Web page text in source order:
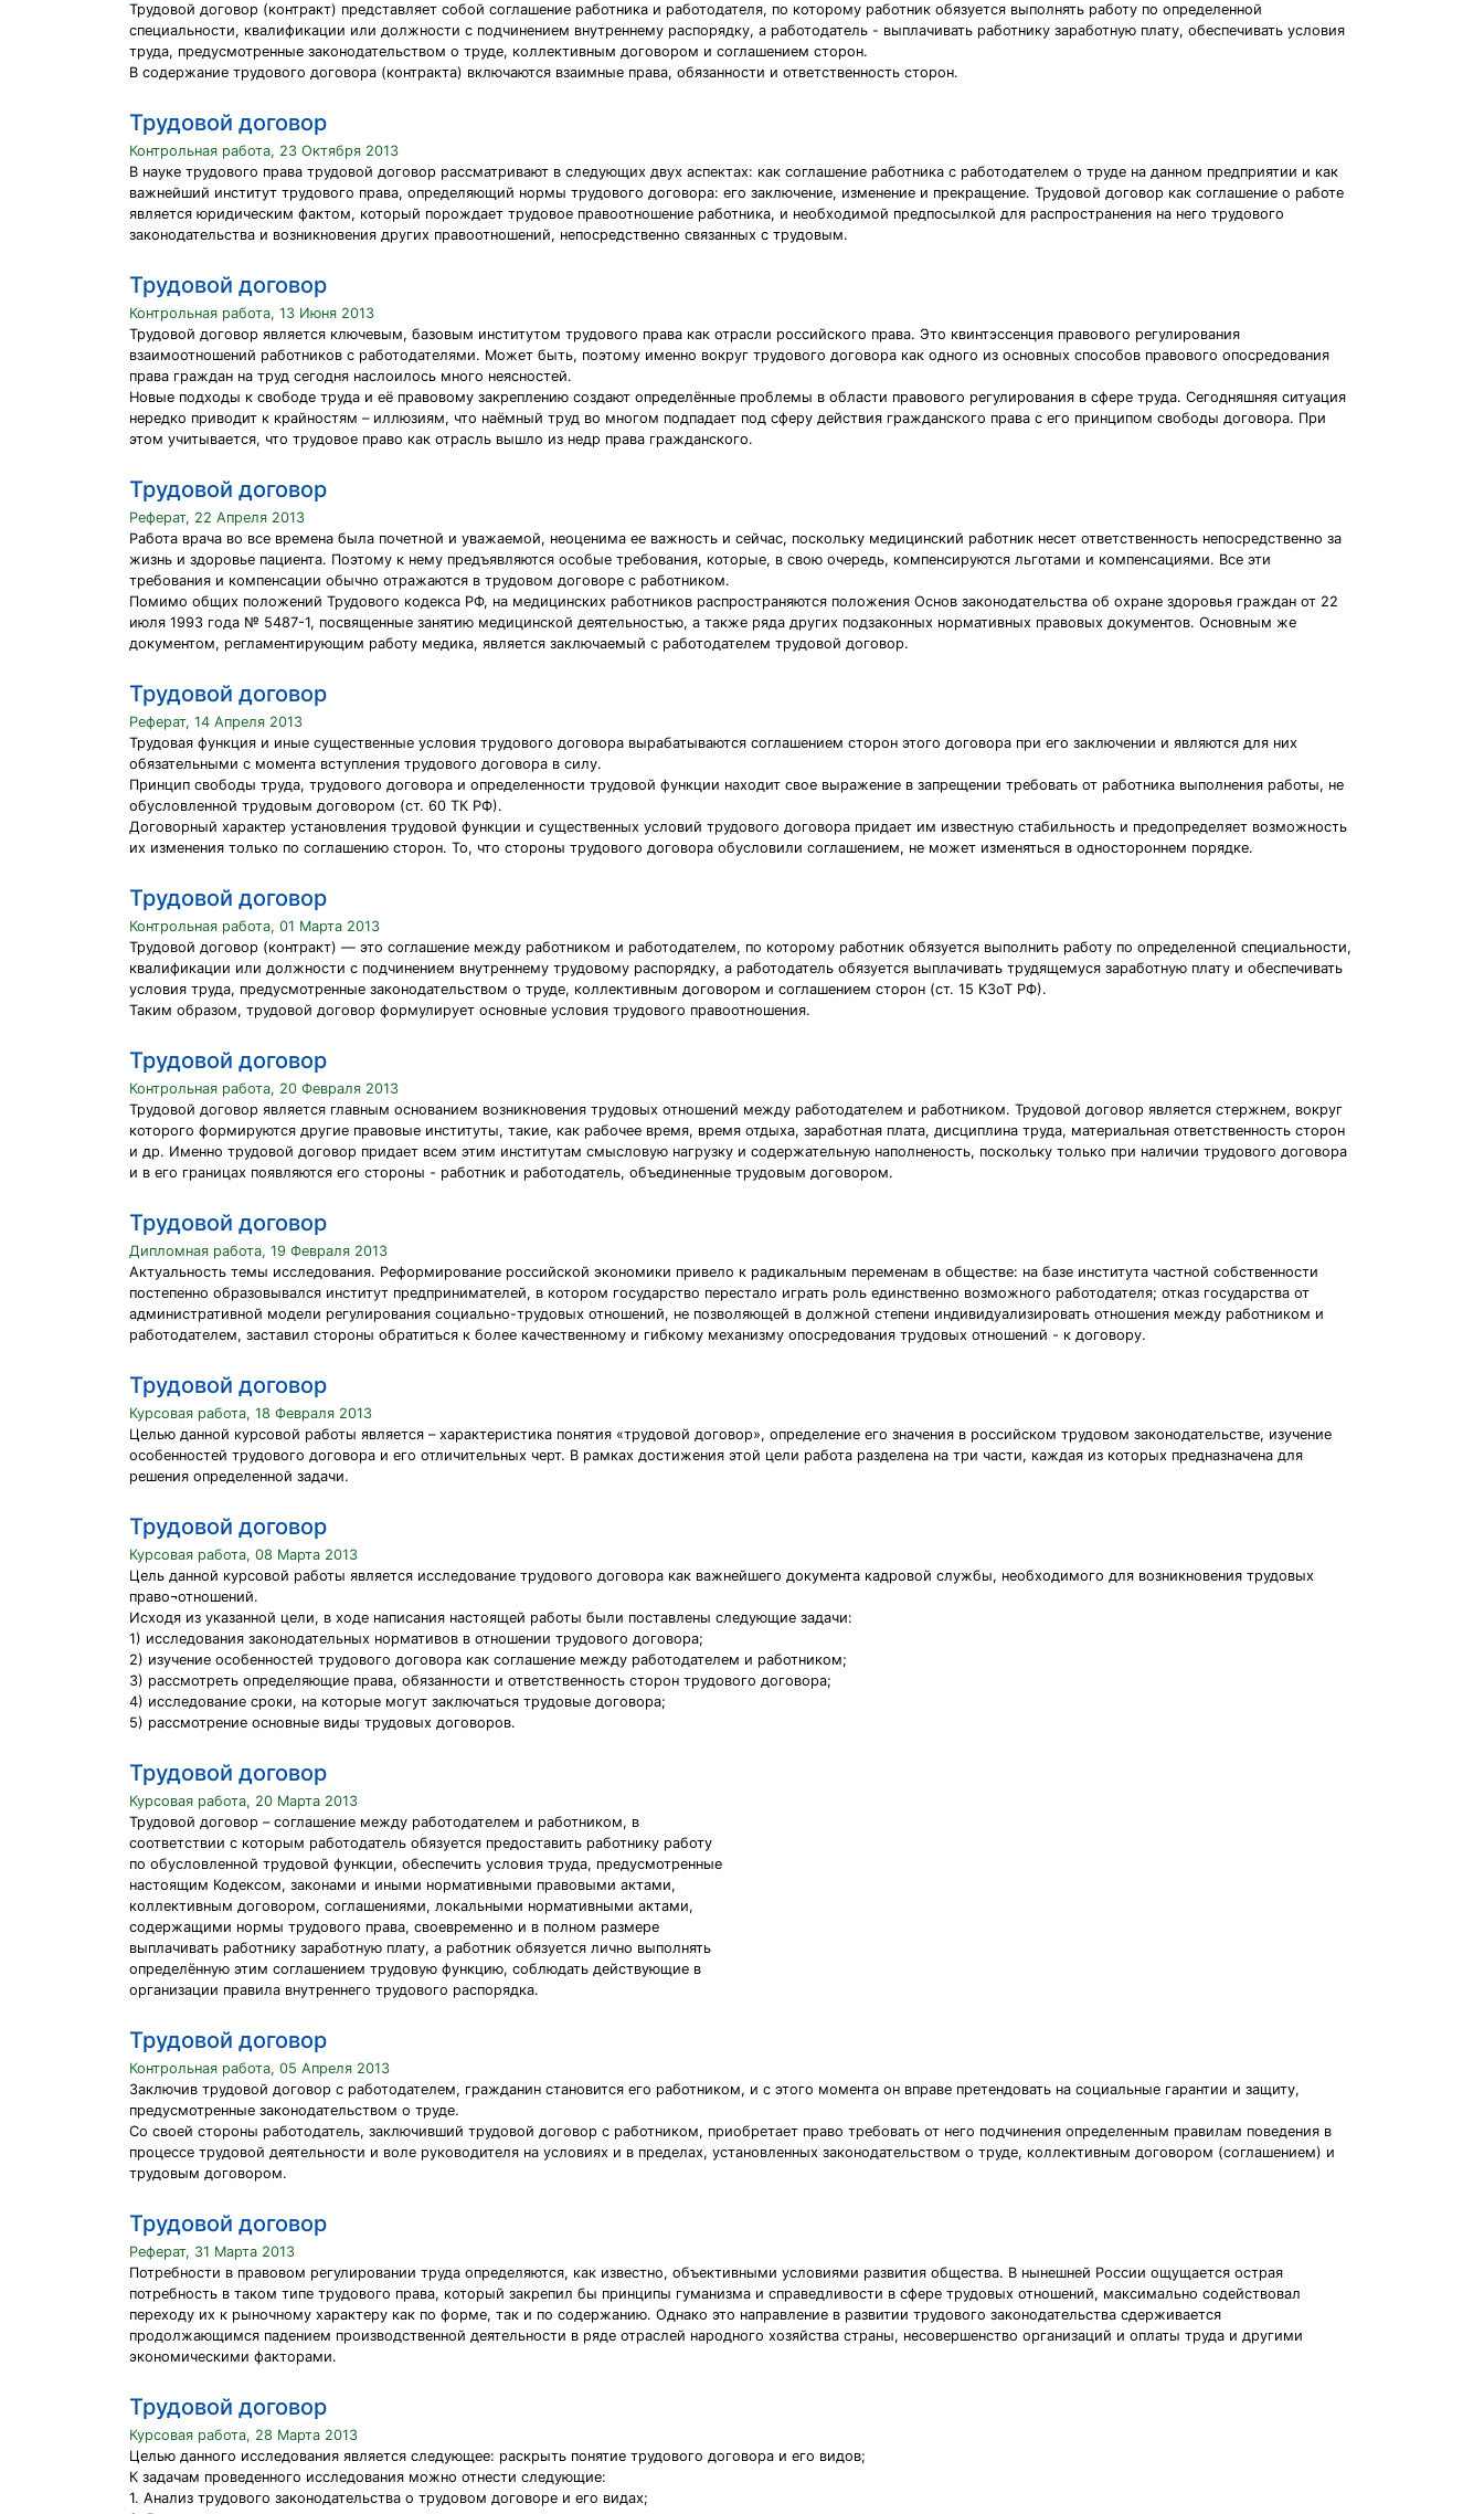
Трудовой договор (контракт) представляет собой соглашение работника и работодателя, по которому работник обязуется выполнять работу по определенной
специальности, квалификации или должности с подчинением внутреннему распорядку, а работодатель - выплачивать работнику заработную плату, обеспечивать условия
труда, предусмотренные законодательством о труде, коллективным договором и соглашением сторон.
В содержание трудового договора (контракта) включаются взаимные права, обязанности и ответственность сторон.
Трудовой договор
Контрольная работа, 23 Октября 2013
В науке трудового права трудовой договор рассматривают в следующих двух аспектах: как соглашение работника с работодателем о труде на данном предприятии и как
важнейший институт трудового права, определяющий нормы трудового договора: его заключение, изменение и прекращение. Трудовой договор как соглашение о работе
является юридическим фактом, который порождает трудовое правоотношение работника, и необходимой предпосылкой для распространения на него трудового
законодательства и возникновения других правоотношений, непосредственно связанных с трудовым.
Трудовой договор
Контрольная работа, 13 Июня 2013
Трудовой договор является ключевым, базовым институтом трудового права как отрасли российского права. Это квинтэссенция правового регулирования
взаимоотношений работников с работодателями. Может быть, поэтому именно вокруг трудового договора как одного из основных способов правового опосредования
права граждан на труд сегодня наслоилось много неясностей.
Новые подходы к свободе труда и её правовому закреплению создают определённые проблемы в области правового регулирования в сфере труда. Сегодняшняя ситуация
нередко приводит к крайностям – иллюзиям, что наёмный труд во многом подпадает под сферу действия гражданского права с его принципом свободы договора. При
этом учитывается, что трудовое право как отрасль вышло из недр права гражданского.
Трудовой договор
Реферат, 22 Апреля 2013
Работа врача во все времена была почетной и уважаемой, неоценима ее важность и сейчас, поскольку медицинский работник несет ответственность непосредственно за
жизнь и здоровье пациента. Поэтому к нему предъявляются особые требования, которые, в свою очередь, компенсируются льготами и компенсациями. Все эти
требования и компенсации обычно отражаются в трудовом договоре с работником.
Помимо общих положений Трудового кодекса РФ, на медицинских работников распространяются положения Основ законодательства об охране здоровья граждан от 22
июля 1993 года № 5487-1, посвященные занятию медицинской деятельностью, а также ряда других подзаконных нормативных правовых документов. Основным же
документом, регламентирующим работу медика, является заключаемый с работодателем трудовой договор.
Трудовой договор
Реферат, 14 Апреля 2013
Трудовая функция и иные существенные условия трудового договора вырабатываются соглашением сторон этого договора при его заключении и являются для них
обязательными с момента вступления трудового договора в силу.
Принцип свободы труда, трудового договора и определенности трудовой функции находит свое выражение в запрещении требовать от работника выполнения работы, не
обусловленной трудовым договором (ст. 60 ТК РФ).
Договорный характер установления трудовой функции и существенных условий трудового договора придает им известную стабильность и предопределяет возможность
их изменения только по соглашению сторон. То, что стороны трудового договора обусловили соглашением, не может изменяться в одностороннем порядке.
Трудовой договор
Контрольная работа, 01 Марта 2013
Трудовой договор (контракт) — это соглашение между работником и работодателем, по которому работник обязуется выполнить работу по определенной специальности,
квалификации или должности с подчинением внутреннему трудовому распорядку, а работодатель обязуется выплачивать трудящемуся заработную плату и обеспечивать
условия труда, предусмотренные законодательством о труде, коллективным договором и соглашением сторон (ст. 15 КЗоТ РФ).
Таким образом, трудовой договор формулирует основные условия трудового правоотношения.
Трудовой договор
Контрольная работа, 20 Февраля 2013
Трудовой договор является главным основанием возникновения трудовых отношений между работодателем и работником. Трудовой договор является стержнем, вокруг
которого формируются другие правовые институты, такие, как рабочее время, время отдыха, заработная плата, дисциплина труда, материальная ответственность сторон
и др. Именно трудовой договор придает всем этим институтам смысловую нагрузку и содержательную наполненость, поскольку только при наличии трудового договора
и в его границах появляются его стороны - работник и работодатель, объединенные трудовым договором.
Трудовой договор
Дипломная работа, 19 Февраля 2013
Актуальность темы исследования. Реформирование российской экономики привело к радикальным переменам в обществе: на базе института частной собственности
постепенно образовывался институт предпринимателей, в котором государство перестало играть роль единственно возможного работодателя; отказ государства от
административной модели регулирования социально-трудовых отношений, не позволяющей в должной степени индивидуализировать отношения между работником и
работодателем, заставил стороны обратиться к более качественному и гибкому механизму опосредования трудовых отношений - к договору.
Трудовой договор
Курсовая работа, 18 Февраля 2013
Целью данной курсовой работы является – характеристика понятия «трудовой договор», определение его значения в российском трудовом законодательстве, изучение
особенностей трудового договора и его отличительных черт. В рамках достижения этой цели работа разделена на три части, каждая из которых предназначена для
решения определенной задачи.
Трудовой договор
Курсовая работа, 08 Марта 2013
Цель данной курсовой работы является исследование трудового договора как важнейшего документа кадровой службы, необходимого для возникновения трудовых
право¬отношений.
Исходя из указанной цели, в ходе написания настоящей работы были поставлены следующие задачи:
1) исследования законодательных нормативов в отношении трудового договора;
2) изучение особенностей трудового договора как соглашение между работодателем и работником;
3) рассмотреть определяющие права, обязанности и ответственность сторон трудового договора;
4) исследование сроки, на которые могут заключаться трудовые договора;
5) рассмотрение основные виды трудовых договоров.
Трудовой договор
Курсовая работа, 20 Марта 2013
Трудовой договор – соглашение между работодателем и работником, в
соответствии с которым работодатель обязуется предоставить работнику работу
по обусловленной трудовой функции, обеспечить условия труда, предусмотренные
настоящим Кодексом, законами и иными нормативными правовыми актами,
коллективным договором, соглашениями, локальными нормативными актами,
содержащими нормы трудового права, своевременно и в полном размере
выплачивать работнику заработную плату, а работник обязуется лично выполнять
определённую этим соглашением трудовую функцию, соблюдать действующие в
организации правила внутреннего трудового распорядка.
Трудовой договор
Контрольная работа, 05 Апреля 2013
Заключив трудовой договор с работодателем, гражданин становится его работником, и с этого момента он вправе претендовать на социальные гарантии и защиту,
предусмотренные законодательством о труде.
Со своей стороны работодатель, заключивший трудовой договор с работником, приобретает право требовать от него подчинения определенным правилам поведения в
процессе трудовой деятельности и воле руководителя на условиях и в пределах, установленных законодательством о труде, коллективным договором (соглашением) и
трудовым договором.
Трудовой договор
Реферат, 31 Марта 2013
Потребности в правовом регулировании труда определяются, как известно, объективными условиями развития общества. В нынешней России ощущается острая
потребность в таком типе трудового права, который закрепил бы принципы гуманизма и справедливости в сфере трудовых отношений, максимально содействовал
переходу их к рыночному характеру как по форме, так и по содержанию. Однако это направление в развитии трудового законодательства сдерживается
продолжающимся падением производственной деятельности в ряде отраслей народного хозяйства страны, несовершенство организаций и оплаты труда и другими
экономическими факторами.
Трудовой договор
Курсовая работа, 28 Марта 2013
Целью данного исследования является следующее: раскрыть понятие трудового договора и его видов;
К задачам проведенного исследования можно отнести следующие:
1. Анализ трудового законодательства о трудовом договоре и его видах;